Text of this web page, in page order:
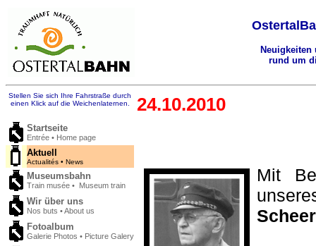
rund um
Stellen Sie sich Ihre Fahrstraße durch
einen Klick auf die Weichenlaternen.
Startseite
Entrée • Home page
Aktuell
Actualités • News
Museumsbahn
Train musée • Museum train
Wir über uns
Nos buts • About us
Fotoalbum
Galerie Photos • Picture Galery
24.10.2010
Mit
Scheer